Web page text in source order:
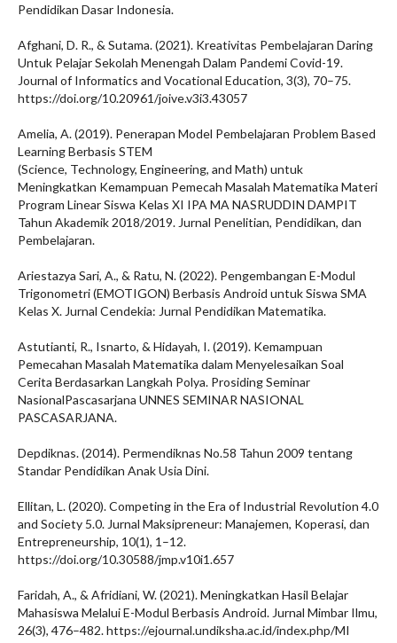
Pendidikan Dasar Indonesia.
Afghani, D. R., & Sutama. (2021). Kreativitas Pembelajaran Daring
Untuk Pelajar Sekolah Menengah Dalam Pandemi Covid-19.
Journal of Informatics and Vocational Education, 3(3), 70–75.
https://doi.org/10.20961/joive.v3i3.43057
Amelia, A. (2019). Penerapan Model Pembelajaran Problem Based
Learning Berbasis STEM
(Science, Technology, Engineering, and Math) untuk
Meningkatkan Kemampuan Pemecah Masalah Matematika Materi
Program Linear Siswa Kelas XI IPA MA NASRUDDIN DAMPIT
Tahun Akademik 2018/2019. Jurnal Penelitian, Pendidikan, dan
Pembelajaran.
Ariestazya Sari, A., & Ratu, N. (2022). Pengembangan E-Modul
Trigonometri (EMOTIGON) Berbasis Android untuk Siswa SMA
Kelas X. Jurnal Cendekia: Jurnal Pendidikan Matematika.
Astutianti, R., Isnarto, & Hidayah, I. (2019). Kemampuan
Pemecahan Masalah Matematika dalam Menyelesaikan Soal
Cerita Berdasarkan Langkah Polya. Prosiding Seminar
NasionalPascasarjana UNNES SEMINAR NASIONAL
PASCASARJANA.
Depdiknas. (2014). Permendiknas No.58 Tahun 2009 tentang
Standar Pendidikan Anak Usia Dini.
Ellitan, L. (2020). Competing in the Era of Industrial Revolution 4.0
and Society 5.0. Jurnal Maksipreneur: Manajemen, Koperasi, dan
Entrepreneurship, 10(1), 1–12.
https://doi.org/10.30588/jmp.v10i1.657
Faridah, A., & Afridiani, W. (2021). Meningkatkan Hasil Belajar
Mahasiswa Melalui E-Modul Berbasis Android. Jurnal Mimbar Ilmu,
26(3), 476–482. https://ejournal.undiksha.ac.id/index.php/MI